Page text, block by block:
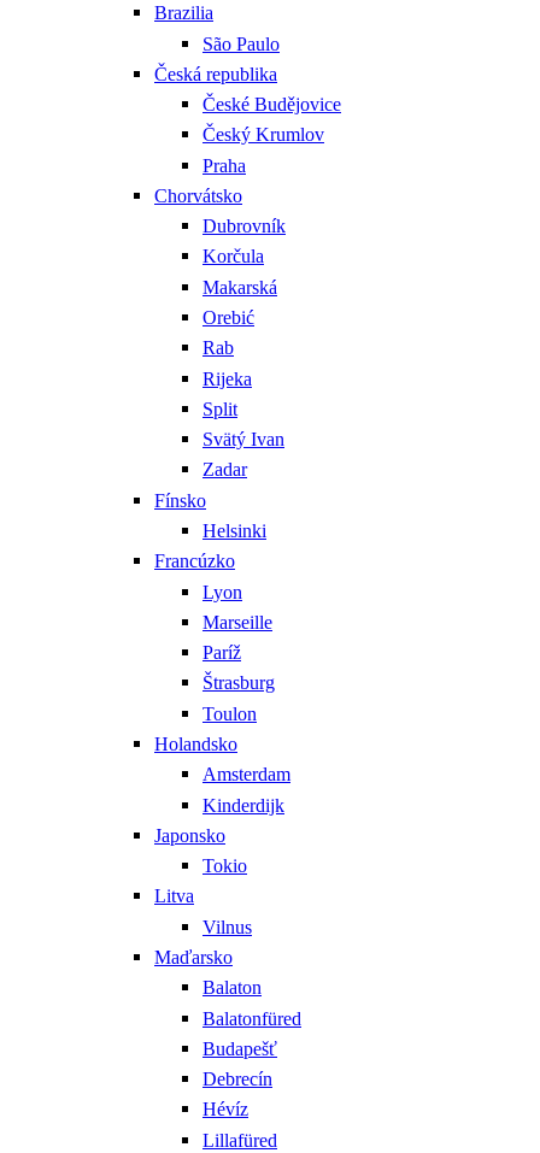
Brazilia
São Paulo
Česká republika
České Budějovice
Český Krumlov
Praha
Chorvátsko
Dubrovník
Korčula
Makarská
Orebić
Rab
Rijeka
Split
Svätý Ivan
Zadar
Fínsko
Helsinki
Francúzko
Lyon
Marseille
Paríž
Štrasburg
Toulon
Holandsko
Amsterdam
Kinderdijk
Japonsko
Tokio
Litva
Vilnus
Maďarsko
Balaton
Balatonfüred
Budapešť
Debrecín
Hévíz
Lillafüred